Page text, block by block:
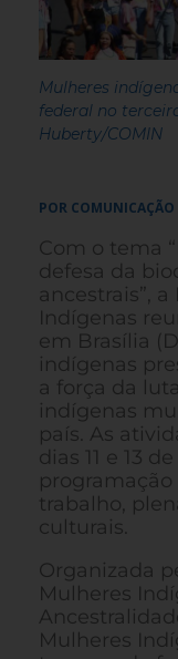
Mulheres
federal no
Huberty/COMIN
POR
Com o tema
defesa da
ancestrais”,
Indígenas
em Brasília
indígenas
a força da
indígenas
país. As
dias 11 e 13
trabalho,
culturais.
Organizada
Mulheres
Mulheres